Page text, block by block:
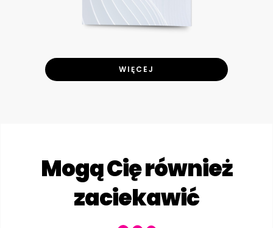
WIĘCEJ
Mogą Cię również
zaciekawić